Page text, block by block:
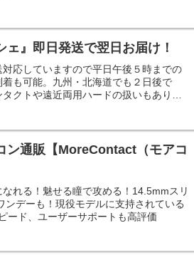
』即日発送で翌日お届け！
応していますので平日午後５時までの
も可能。九州・北海道でも２日後で
クトや遠近両用ハードの扱いもありま
ン通販【MoreContact（モアコ
れる！魅せる瞳で攻める！14.5mmスリ
デーも！現役モデルに支持されている
ード、ユーザーサポートも高評価